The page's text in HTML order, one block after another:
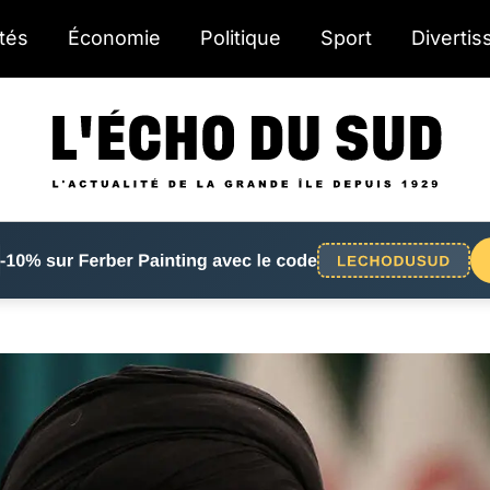
Économie Politique Sport